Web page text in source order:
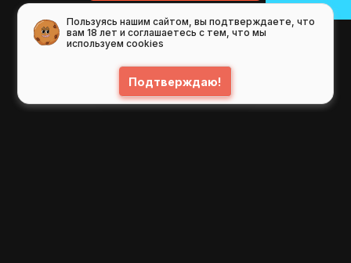
Пользуясь нашим сайтом, вы подтверждаете, что
вам 18 лет и соглашаетесь с тем, что мы
используем cookies
Подтверждаю!